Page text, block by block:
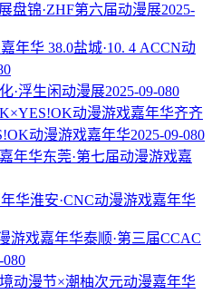
盘锦·ZHF第六届动漫展2025-
盐城·10. 4 ACCN动
0
·浮生闲动漫展2025-09-080
齐齐
动漫游戏嘉年华2025-09-080
东莞·第七届动漫游戏嘉
淮安·CNC动漫游戏嘉年华
泰顺·第三届CCAC
080